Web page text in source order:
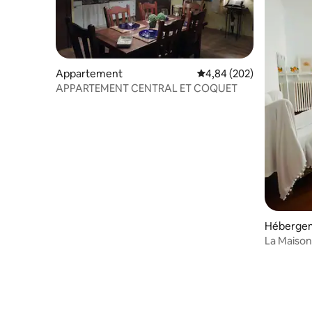
Appartement Évaluation moyenne
4,84 (202)
APPARTEMENT CENTRAL ET COQUET
La